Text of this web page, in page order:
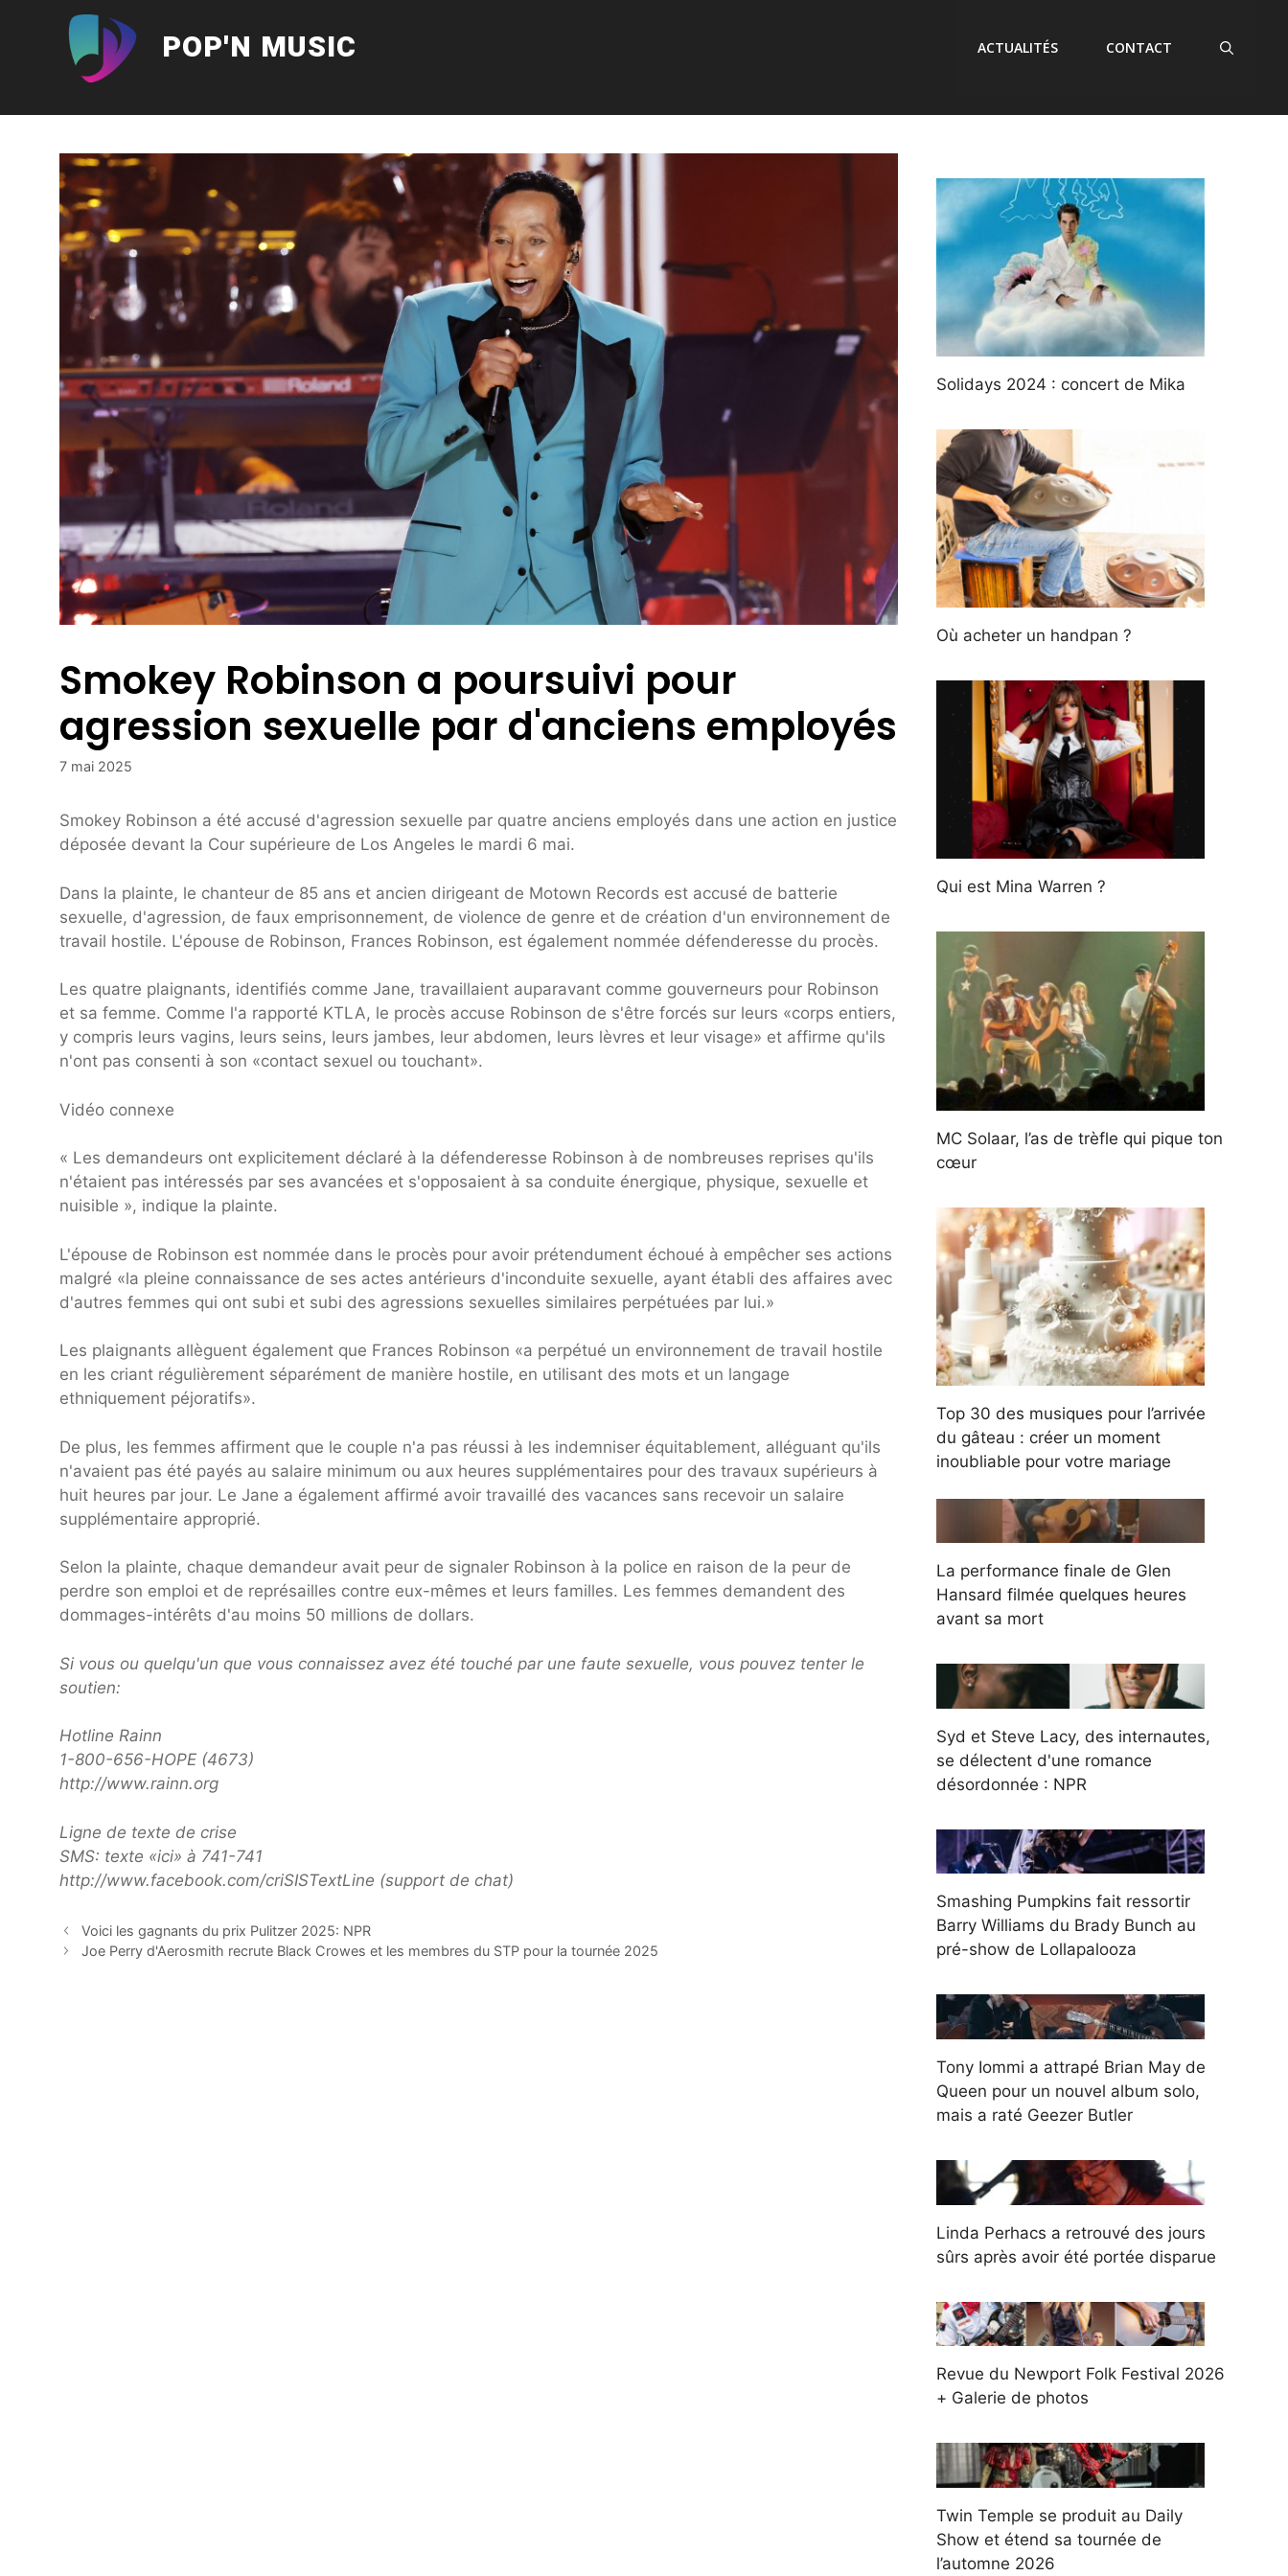
POP'N MUSIC ACTUALITÉS CONTACT
Smokey Robinson a poursuivi pour
agression sexuelle par d'anciens employés
7 mai 2025
Smokey Robinson a été accusé d'agression sexuelle par quatre anciens employés dans une action en justice
déposée devant la Cour supérieure de Los Angeles le mardi 6 mai.
Dans la plainte, le chanteur de 85 ans et ancien dirigeant de Motown Records est accusé de batterie
sexuelle, d'agression, de faux emprisonnement, de violence de genre et de création d'un environnement de
travail hostile. L'épouse de Robinson, Frances Robinson, est également nommée défenderesse du procès.
Les quatre plaignants, identifiés comme Jane, travaillaient auparavant comme gouverneurs pour Robinson
et sa femme. Comme l'a rapporté KTLA, le procès accuse Robinson de s'être forcés sur leurs «corps entiers,
y compris leurs vagins, leurs seins, leurs jambes, leur abdomen, leurs lèvres et leur visage» et affirme qu'ils
n'ont pas consenti à son «contact sexuel ou touchant».
Vidéo connexe
« Les demandeurs ont explicitement déclaré à la défenderesse Robinson à de nombreuses reprises qu'ils
n'étaient pas intéressés par ses avancées et s'opposaient à sa conduite énergique, physique, sexuelle et
nuisible », indique la plainte.
L'épouse de Robinson est nommée dans le procès pour avoir prétendument échoué à empêcher ses actions
malgré «la pleine connaissance de ses actes antérieurs d'inconduite sexuelle, ayant établi des affaires avec
d'autres femmes qui ont subi et subi des agressions sexuelles similaires perpétuées par lui.»
Les plaignants allèguent également que Frances Robinson «a perpétué un environnement de travail hostile
en les criant régulièrement séparément de manière hostile, en utilisant des mots et un langage
ethniquement péjoratifs».
De plus, les femmes affirment que le couple n'a pas réussi à les indemniser équitablement, alléguant qu'ils
n'avaient pas été payés au salaire minimum ou aux heures supplémentaires pour des travaux supérieurs à
huit heures par jour. Le Jane a également affirmé avoir travaillé des vacances sans recevoir un salaire
supplémentaire approprié.
Selon la plainte, chaque demandeur avait peur de signaler Robinson à la police en raison de la peur de
perdre son emploi et de représailles contre eux-mêmes et leurs familles. Les femmes demandent des
dommages-intérêts d'au moins 50 millions de dollars.
Si vous ou quelqu'un que vous connaissez avez été touché par une faute sexuelle, vous pouvez tenter le
soutien:
Hotline Rainn
1-800-656-HOPE (4673)
http://www.rainn.org
Ligne de texte de crise
SMS: texte «ici» à 741-741
http://www.facebook.com/criSISTextLine (support de chat)
Voici les gagnants du prix Pulitzer 2025: NPR
Joe Perry d'Aerosmith recrute Black Crowes et les membres du STP pour la tournée 2025
Solidays 2024 : concert de Mika
Où acheter un handpan ?
Qui est Mina Warren ?
MC Solaar, l’as de trèfle qui pique ton
cœur
Top 30 des musiques pour l’arrivée
du gâteau : créer un moment
inoubliable pour votre mariage
La performance finale de Glen
Hansard filmée quelques heures
avant sa mort
Syd et Steve Lacy, des internautes,
se délectent d'une romance
désordonnée : NPR
Smashing Pumpkins fait ressortir
Barry Williams du Brady Bunch au
pré-show de Lollapalooza
Tony Iommi a attrapé Brian May de
Queen pour un nouvel album solo,
mais a raté Geezer Butler
Linda Perhacs a retrouvé des jours
sûrs après avoir été portée disparue
Revue du Newport Folk Festival 2026
+ Galerie de photos
Twin Temple se produit au Daily
Show et étend sa tournée de
l’automne 2026